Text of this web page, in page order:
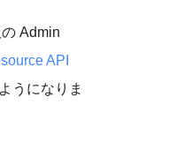
Admin
API
うになりま